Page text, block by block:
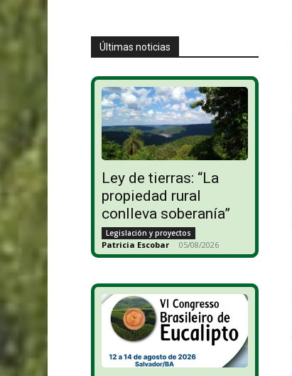
Últimas noticias
Ley de tierras: “La
propiedad rural
conlleva soberanía”
Legislación y proyectos
Patricia Escobar - 05/08/2026